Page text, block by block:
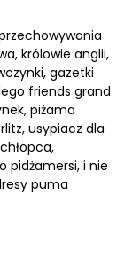
królowie anglii,
gazetki
friends grand
piżama
usypiacz dla
pidżamersi, i nie
puma